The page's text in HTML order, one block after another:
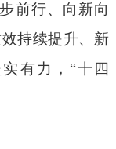
前行、向新向
持续提升、新
有力， “十四